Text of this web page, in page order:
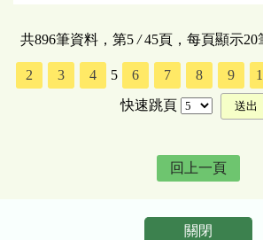
共896筆資料，第5/45頁，每頁顯示20
2 3 4 5 6 7 8 9
快速跳頁
回上一頁
關閉